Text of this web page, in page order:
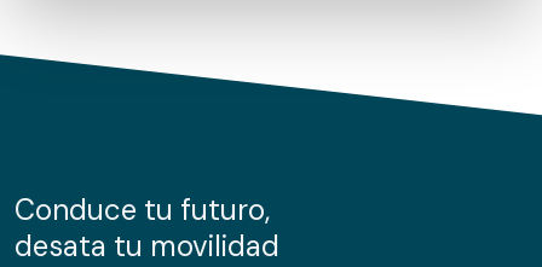
de cookies.
información sobre el uso que haga del sitio web con
nuestros partners de redes sociales, publicidad y análisis
Conduce tu futuro,
desata tu movilidad